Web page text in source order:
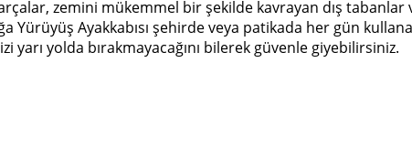
zemini mükemmel bir şekilde kavrayan dış tabanlar
Yürüyüş Ayakkabısı şehirde veya patikada her gün
yarı yolda bırakmayacağını bilerek güvenle giyebilirsiniz.